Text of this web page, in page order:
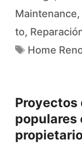
Maintenance,
to,
Home
Proyectos
populares